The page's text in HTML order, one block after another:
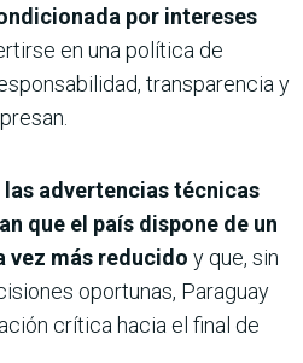
por intereses
en una política de
transparencia y
las advertencias técnicas
que el país dispone de un
vez más reducido y que, sin
oportunas, Paraguay
crítica hacia el final de